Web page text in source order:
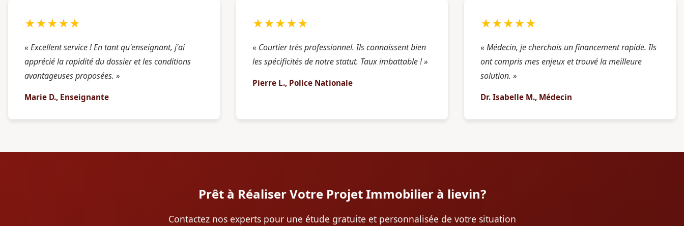
★★★★★
« Excellent service ! En tant qu'enseignant, j'ai
apprécié la rapidité du dossier et les conditions
avantageuses proposées. »
Marie D., Enseignante
★★★★★
« Courtier très professionnel. Ils connaissent bien
les spécificités de notre statut. Taux imbattable ! »
Pierre L., Police Nationale
★★★★★
« Médecin, je cherchais un financement rapide. Ils
ont compris mes enjeux et trouvé la meilleure
solution. »
Dr. Isabelle M., Médecin
Prêt à Réaliser Votre Projet Immobilier à lievin?
Contactez nos experts pour une étude gratuite et personnalisée de votre situation